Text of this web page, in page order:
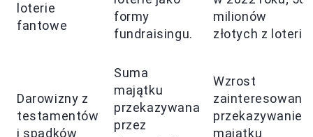
loterie
fantowe
formy
fundraisingu.
milionów
złotych z loterii
Darowizny z
testamentów
i spadków
Suma
majątku
przekazywana
przez
Wzrost
zainteresowania
majątku